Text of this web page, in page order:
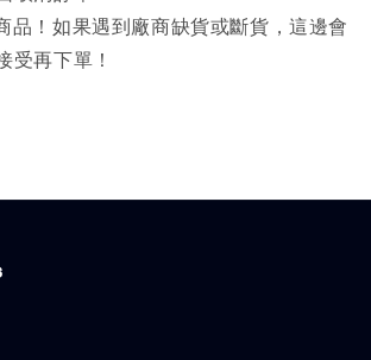
品！如果遇到廠商缺貨或斷貨，這邊會
受再下單！